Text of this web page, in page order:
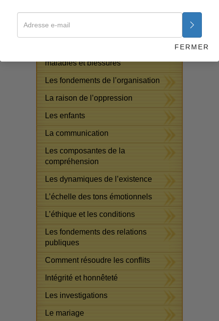
COURS GRATUITS EN LIGNE
maladies et blessures
Les fondements de l’organisation
La raison de l’oppression
Les enfants
La communication
Les composantes de la
compréhension
Les dynamiques de l’existence
L’échelle des tons émotionnels
L’éthique et les conditions
Les fondements des relations
publiques
Comment résoudre les conflits
Intégrité et honnêteté
Les investigations
Le mariage
FERMER